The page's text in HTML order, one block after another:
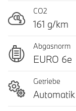
CO2
161 g/km
Abgasnorm
EURO 6e
Getriebe
Automatik